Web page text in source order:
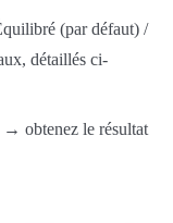
(par défaut) /
détaillés ci-
obtenez le résultat